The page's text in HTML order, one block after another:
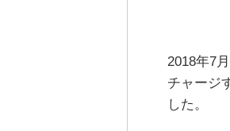
2018年7
チャージ
した。